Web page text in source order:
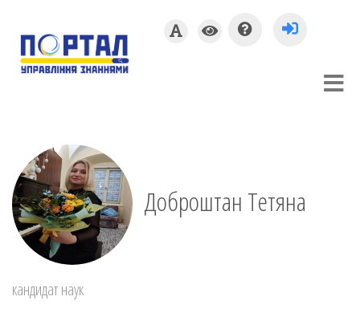
Доброштан Тетяна
кандидат наук